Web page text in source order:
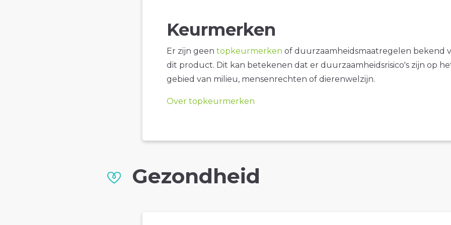
Keurmerken
Er zijn geen topkeurmerken of duurzaamheidsmaatregelen bekend
dit product. Dit kan betekenen dat er duurzaamheidsrisico's zijn op
gebied van milieu, mensenrechten of dierenwelzijn.
Over topkeurmerken
Gezondheid